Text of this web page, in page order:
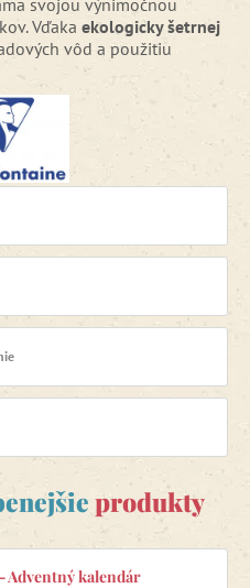
svojou výnimočnou
Vďaka ekologicky šetrnej
vôd a použitiu
kladie dôraz na
prostredia
aj inovatívne rady, ktoré
na prírodu.
produkty
Adventný kalendár